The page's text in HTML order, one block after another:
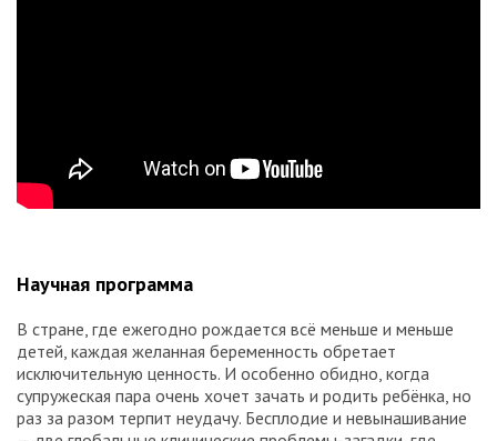
Научная программа
В стране, где ежегодно рождается всё меньше и меньше
детей, каждая желанная беременность обретает
исключительную ценность. И особенно обидно, когда
супружеская пара очень хочет зачать и родить ребёнка, но
раз за разом терпит неудачу. Бесплодие и невынашивание